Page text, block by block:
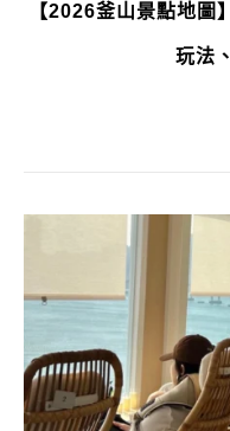
【2026釜山景點地圖
玩法